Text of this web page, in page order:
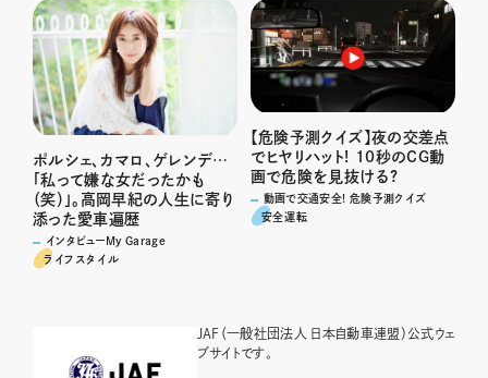
ポルシェ、カマロ、ゲレンデ…
「私って嫌な女だったかも
（笑）」。高岡早紀の人生に寄り
添った愛車遍歴
インタビューMy Garage
ライフスタイル
【危険予測クイズ】夜の交差点
でヒヤリハット! 10秒のCG動
画で危険を見抜ける?
動画で交通安全! 危険予測クイズ
安全運転
JAF（一般社団法人 日本自動車連盟）公式ウェ
ブサイトです。